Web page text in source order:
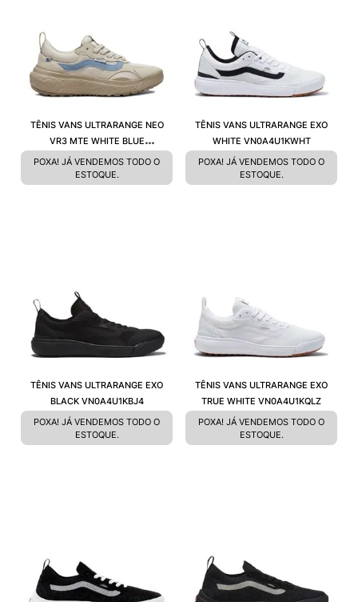
TÊNIS VANS ULTRARANGE NEO
VR3 MTE WHITE BLUE
VN000CWEZ5D
POXA! JÁ VENDEMOS TODO O
ESTOQUE.
TÊNIS VANS ULTRARANGE EXO
WHITE VN0A4U1KWHT
POXA! JÁ VENDEMOS TODO O
ESTOQUE.
TÊNIS VANS ULTRARANGE EXO
BLACK VN0A4U1KBJ4
POXA! JÁ VENDEMOS TODO O
ESTOQUE.
TÊNIS VANS ULTRARANGE EXO
TRUE WHITE VN0A4U1KQLZ
POXA! JÁ VENDEMOS TODO O
ESTOQUE.